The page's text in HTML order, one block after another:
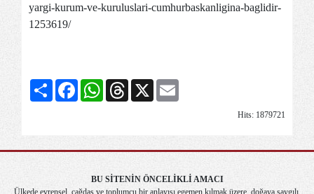
yargi-kurum-ve-kuruluslari-cumhurbaskanligina-baglidir-
1253619/
Share FacebookWhatsAppThreads
X
Hits: 1879721
BU SİTENİN ÖNCELİKLİ AMACI
Ülkede evrensel, çağdaş ve toplumcu bir anlayışı egemen kılmak üzere, doğaya saygılı,